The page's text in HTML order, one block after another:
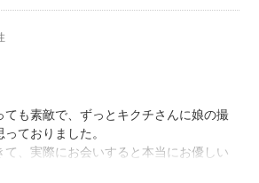
❇︎❇︎❇︎
＊＊
機材を使用しているから良い写真が撮
考えています。
る写真と思い出が生まれると考えてい
依頼者様含め撮影に参加される方はそ
ても素敵で、ずっとキクチさんに娘の撮
ておりました。
て、実際にお会いすると本当にお優しい
線を合わせて話しかけてくださり、最